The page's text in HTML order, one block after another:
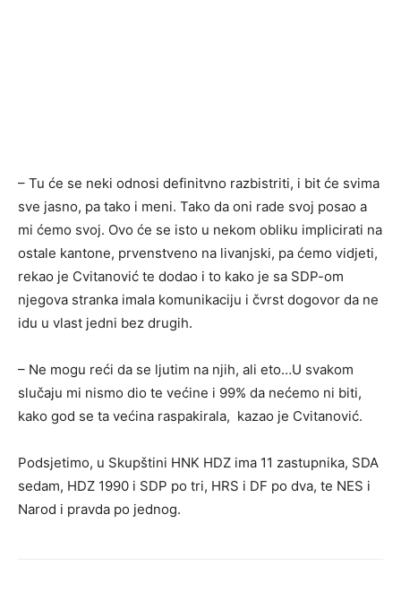
– Tu će se neki odnosi definitvno razbistriti, i bit će svima
sve jasno, pa tako i meni. Tako da oni rade svoj posao a
mi ćemo svoj. Ovo će se isto u nekom obliku implicirati na
ostale kantone, prvenstveno na livanjski, pa ćemo vidjeti,
rekao je Cvitanović te dodao i to kako je sa SDP-om
njegova stranka imala komunikaciju i čvrst dogovor da ne
idu u vlast jedni bez drugih.
– Ne mogu reći da se ljutim na njih, ali eto…U svakom
slučaju mi nismo dio te većine i 99% da nećemo ni biti,
kako god se ta većina raspakirala, kazao je Cvitanović.
Podsjetimo, u Skupštini HNK HDZ ima 11 zastupnika, SDA
sedam, HDZ 1990 i SDP po tri, HRS i DF po dva, te NES i
Narod i pravda po jednog.